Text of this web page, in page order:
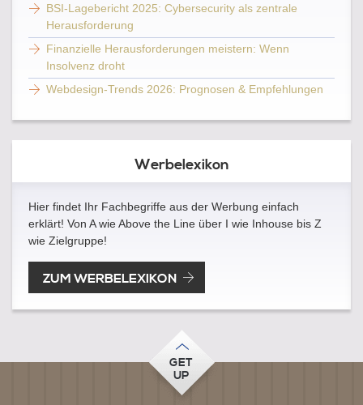
BSI-Lagebericht 2025: Cybersecurity als zentrale
Herausforderung
Finanzielle Herausforderungen meistern: Wenn
Insolvenz droht
Webdesign-Trends 2026: Prognosen & Empfehlungen
Werbelexikon
Hier findet Ihr Fachbegriffe aus der Werbung einfach
erklärt! Von A wie Above the Line über I wie Inhouse bis Z
wie Zielgruppe!
ZUM WERBELEXIKON
GET
UP